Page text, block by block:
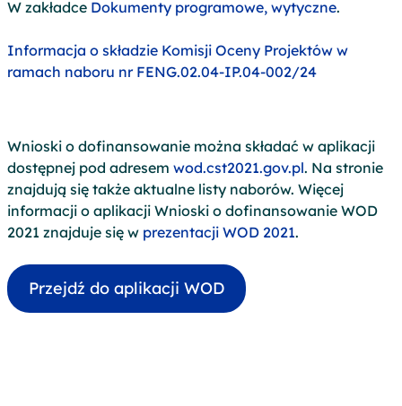
W zakładce Dokumenty programowe, wytyczne.
Informacja o składzie Komisji Oceny Projektów w
ramach naboru nr FENG.02.04-IP.04-002/24
Wnioski o dofinansowanie można składać w aplikacji
dostępnej pod adresem wod.cst2021.gov.pl. Na stronie
znajdują się także aktualne listy naborów. Więcej
informacji o aplikacji Wnioski o dofinansowanie WOD
2021 znajduje się w prezentacji WOD 2021.
Przejdź do aplikacji WOD